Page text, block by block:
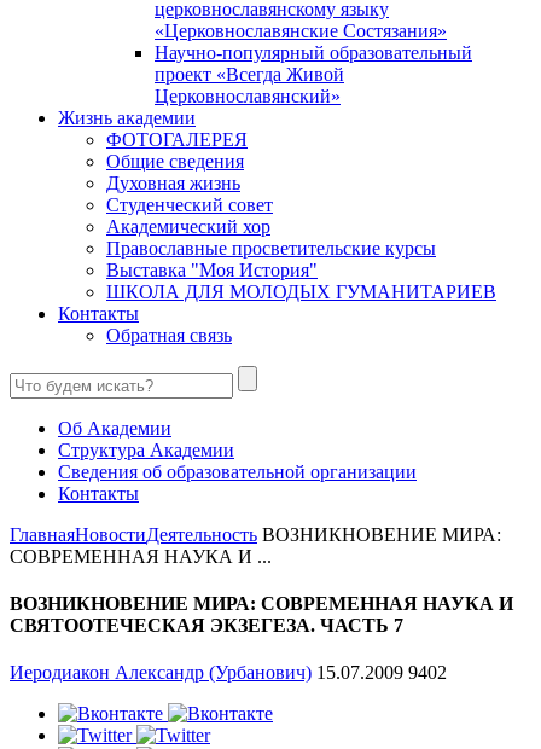
церковнославянскому языку
«Церковнославянские Состязания»
Научно-популярный образовательный
проект «Всегда Живой
Церковнославянский»
Жизнь академии
ФОТОГАЛЕРЕЯ
Общие сведения
Духовная жизнь
Студенческий совет
Академический хор
Православные просветительские курсы
Выставка "Моя История"
ШКОЛА ДЛЯ МОЛОДЫХ ГУМАНИТАРИЕВ
Контакты
Обратная связь
Об Академии
Структура Академии
Сведения об образовательной организации
Контакты
ГлавнаяНовостиДеятельность ВОЗНИКНОВЕНИЕ МИРА:
СОВРЕМЕННАЯ НАУКА И ...
ВОЗНИКНОВЕНИЕ МИРА: СОВРЕМЕННАЯ НАУКА И
СВЯТООТЕЧЕСКАЯ ЭКЗЕГЕЗА. ЧАСТЬ 7
Иеродиакон Александр (Урбанович) 15.07.2009 9402